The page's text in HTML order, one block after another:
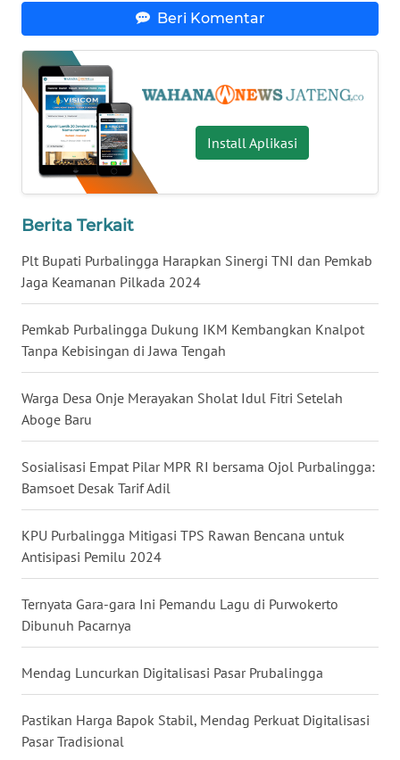
Beri Komentar
Install Aplikasi
Berita Terkait
Plt Bupati Purbalingga Harapkan Sinergi TNI dan Pemkab
Jaga Keamanan Pilkada 2024
Pemkab Purbalingga Dukung IKM Kembangkan Knalpot
Tanpa Kebisingan di Jawa Tengah
Warga Desa Onje Merayakan Sholat Idul Fitri Setelah
Aboge Baru
Sosialisasi Empat Pilar MPR RI bersama Ojol Purbalingga:
Bamsoet Desak Tarif Adil
KPU Purbalingga Mitigasi TPS Rawan Bencana untuk
Antisipasi Pemilu 2024
Ternyata Gara-gara Ini Pemandu Lagu di Purwokerto
Dibunuh Pacarnya
Mendag Luncurkan Digitalisasi Pasar Prubalingga
Pastikan Harga Bapok Stabil, Mendag Perkuat Digitalisasi
Pasar Tradisional
WN
GORONTALO
WN
SULUT
WN
MALUT
DAIRI
DANAU
TOBA
WN
NIAS
WN
LANGKAT
WN
TAPANULI
SELATAN
WN
TANJUNG
LESUNG